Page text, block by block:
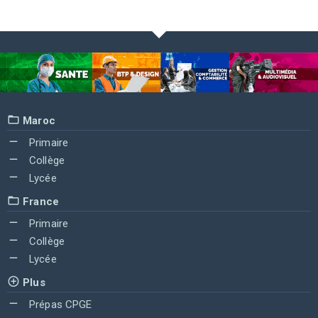
Maroc
Primaire
Collège
Lycée
France
Primaire
Collège
Lycée
Plus
Prépas CPGE